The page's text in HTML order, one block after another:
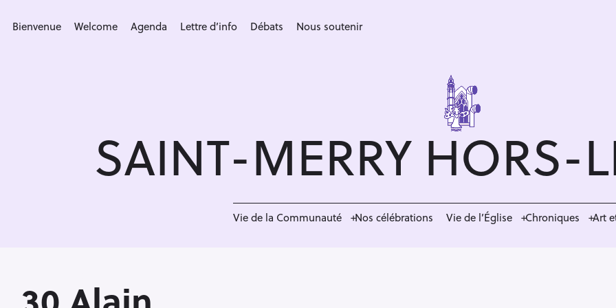
Bienvenue Welcome Agenda Lettre d’info Débats Nous soutenir
SAINT-MERRY HORS-
Vie de la Communauté Nos célébrations Vie de l’Église Chroniques Art